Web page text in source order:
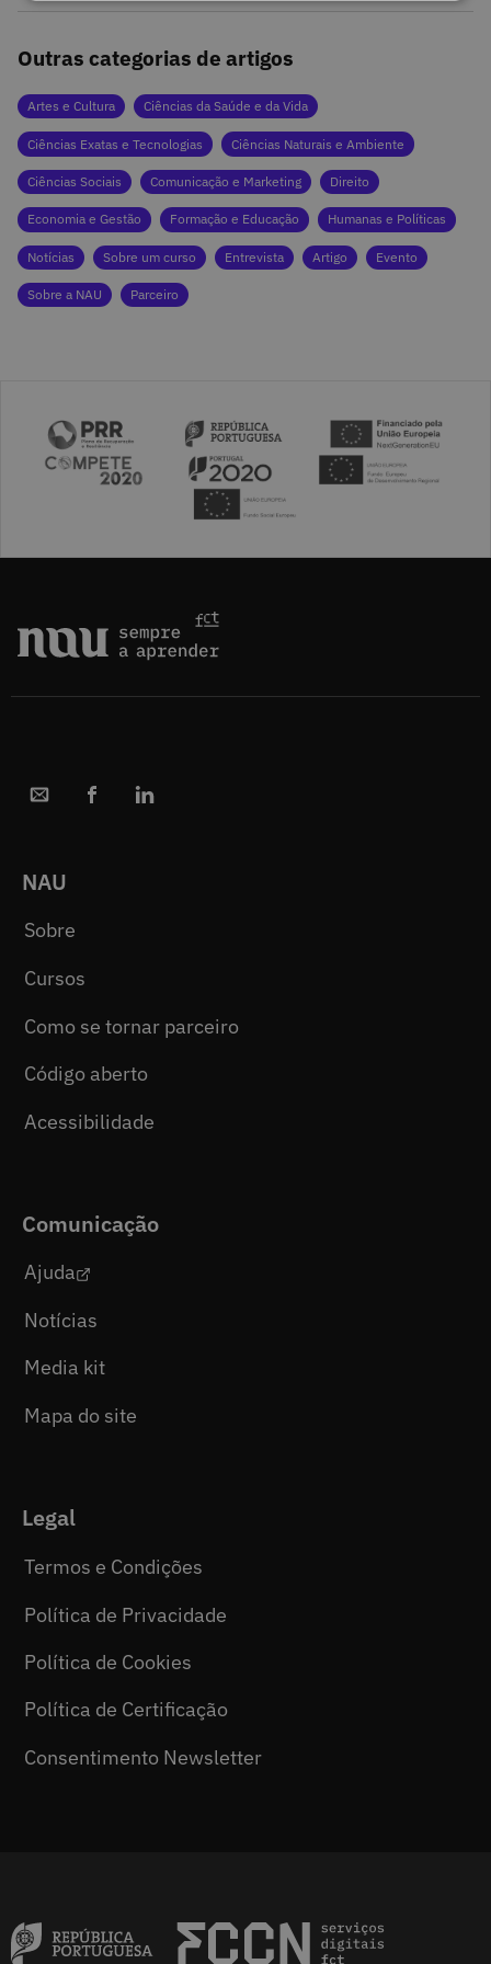
Outras categorias de artigos
Artes e Cultura Ciências da Saúde e da Vida
Ciências Exatas e Tecnologias Ciências Naturais e Ambiente
Ciências Sociais Comunicação e Marketing Direito
Economia e Gestão Formação e Educação Humanas e Políticas
Notícias Sobre um curso Entrevista Artigo Evento
Sobre a NAU Parceiro
NAU
Sobre
Cursos
Como se tornar parceiro
Código aberto
Acessibilidade
Comunicação
Ajuda
Notícias
Media kit
Mapa do site
Legal
Termos e Condições
Política de Privacidade
Política de Cookies
Política de Certificação
Consentimento Newsletter